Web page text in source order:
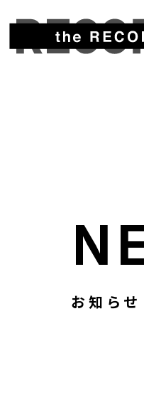
お知らせ